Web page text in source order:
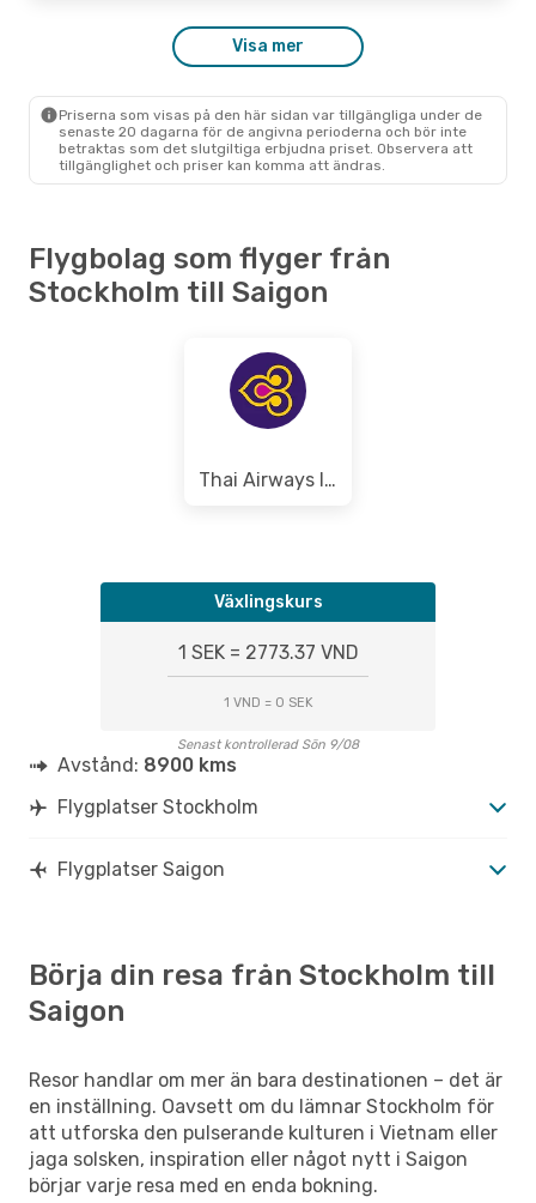
1 Mellanlandning
1 Mellanlandning
Visa mer
Priserna som visas på den här sidan var tillgängliga under de
senaste 20 dagarna för de angivna perioderna och bör inte
betraktas som det slutgiltiga erbjudna priset. Observera att
tillgänglighet och priser kan komma att ändras.
Flygbolag som flyger från
Stockholm till Saigon
Thai Airways International
Växlingskurs
1 SEK = 2773.37 VND
1 VND = 0 SEK
Senast kontrollerad Sön 9/08
Avstånd: 8900 kms
Flygplatser Stockholm
Flygplatser Saigon
Börja din resa från Stockholm till
Saigon
Resor handlar om mer än bara destinationen – det är
en inställning. Oavsett om du lämnar Stockholm för
att utforska den pulserande kulturen i Vietnam eller
jaga solsken, inspiration eller något nytt i Saigon
börjar varje resa med en enda bokning.